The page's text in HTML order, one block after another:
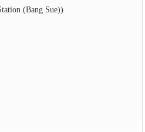
(Bang Sue))